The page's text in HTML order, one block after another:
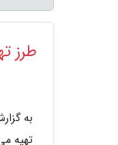
طرز
به
تهیه